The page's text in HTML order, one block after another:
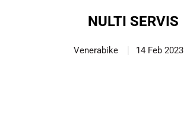
NULTI SERVIS
Venerabike 14 Feb 2023